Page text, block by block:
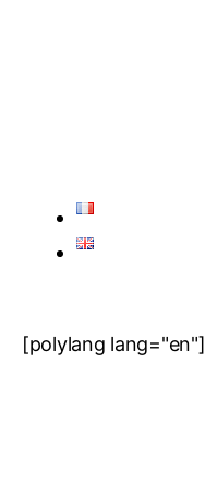
[polylang lang="en"]